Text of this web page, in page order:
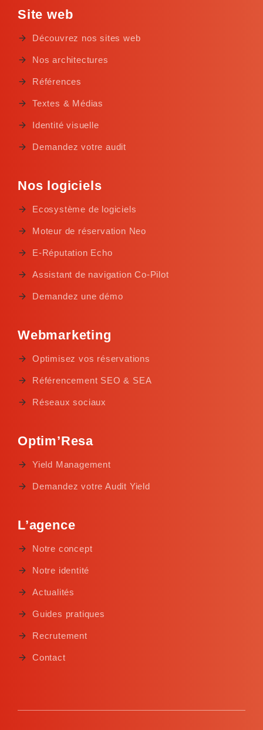
Site web
Découvrez nos sites web
Nos architectures
Références
Textes & Médias
Identité visuelle
Demandez votre audit
Nos logiciels
Ecosystème de logiciels
Moteur de réservation Neo
E-Réputation Echo
Assistant de navigation Co-Pilot
Demandez une démo
Webmarketing
Optimisez vos réservations
Référencement SEO & SEA
Réseaux sociaux
Optim’Resa
Yield Management
Demandez votre Audit Yield
L’agence
Notre concept
Notre identité
Actualités
Guides pratiques
Recrutement
Contact